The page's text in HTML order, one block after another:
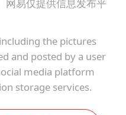
网易仅提供信息发布平
the pictures
and posted by a user
media platform
storage services.